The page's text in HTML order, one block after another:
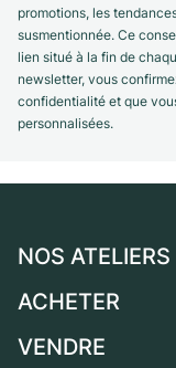
promotions, les
susmentionnée. Ce
lien situé à la fin de
newsletter, vous
confidentialité et que
personnalisées.
NOS
Allemagne
ACHETER
Toutes les montres de
VENDRE